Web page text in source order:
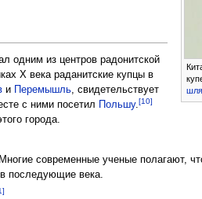
одним из центров радонитской
X века раданитские купцы в
и Перемышль , свидетельствует
с ними посетил Польшу.[10]
города.
современные ученые полагают,
последующие века.